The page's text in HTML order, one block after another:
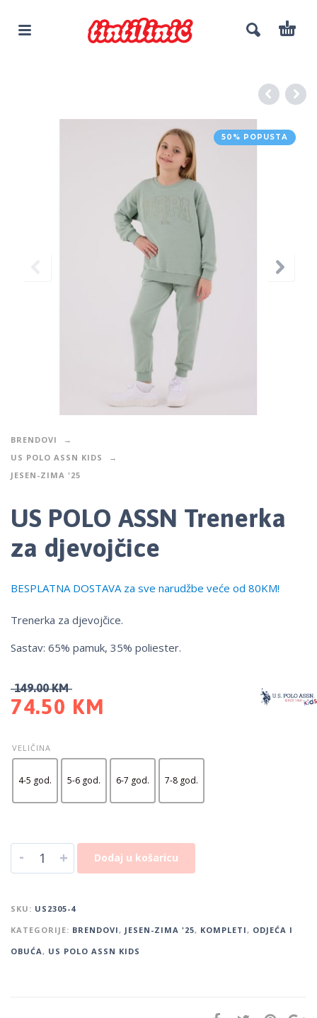
50% POPUSTA
BRENDOVI
US POLO ASSN KIDS
JESEN-ZIMA '25
US POLO ASSN Trenerka
za djevojčice
BESPLATNA DOSTAVA za sve narudžbe veće od 80KM!
Trenerka za djevojčice.
Sastav: 65% pamuk, 35% poliester.
149.00KM
74.50 KM
VELIČINA
4-5 god. 5-6 god. 6-7 god. 7-8 god.
- + Dodaj u košaricu
SKU: US2305-4
KATEGORIJE: BRENDOVI, JESEN-ZIMA '25, KOMPLETI, ODJEĆA I
OBUĆA, US POLO ASSN KIDS